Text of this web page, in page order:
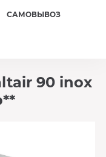
САМОВЫВОЗ
90 inox